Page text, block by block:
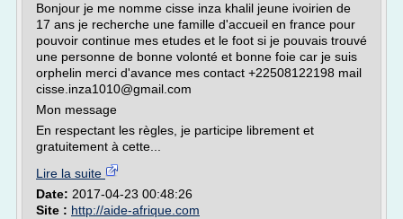
Bonjour je me nomme cisse inza khalil jeune ivoirien de
17 ans je recherche une famille d'accueil en france pour
pouvoir continue mes etudes et le foot si je pouvais trouvé
une personne de bonne volonté et bonne foie car je suis
orphelin merci d'avance mes contact +22508122198 mail
cisse.inza1010@gmail.com
Mon message
En respectant les règles, je participe librement et
gratuitement à cette...
Lire la suite
Date: 2017-04-23 00:48:26
Site : http://aide-afrique.com